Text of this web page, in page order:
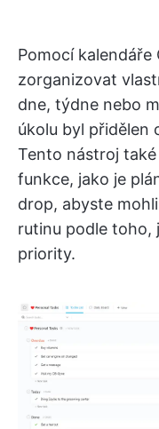
Pomocí kalendáře
zorganizovat
dne, týdne nebo
úkolu byl přidělen
Tento nástroj
funkce, jako je
drop, abyste
rutinu podle toho,
priority.